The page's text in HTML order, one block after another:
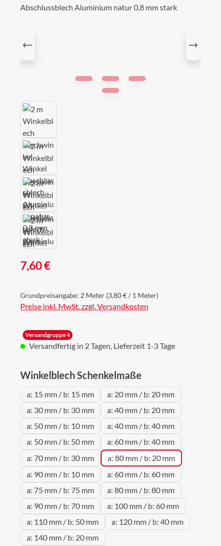
Regulärer Preis:
7,60 €
Grundpreisangabe: 2 Meter (3,80 € / 1 Meter)
Preise inkl. MwSt. zzgl. Versandkosten
Versandgruppe 4
Versandfertig in 2 Tagen, Lieferzeit 1-3 Tage
Winkelblech Schenkelmaße
a: 15 mm / b: 15 mm
a: 20 mm / b: 20 mm
a: 30 mm / b: 30 mm
a: 40 mm / b: 20 mm
a: 50 mm / b: 10 mm
a: 40 mm / b: 40 mm
a: 50 mm / b: 50 mm
a: 60 mm / b: 40 mm
a: 70 mm / b: 30 mm
a: 80 mm / b: 20 mm
a: 90 mm / b: 10 mm
a: 60 mm / b: 60 mm
a: 75 mm / b: 75 mm
a: 80 mm / b: 80 mm
a: 90 mm / b: 70 mm
a: 100 mm / b: 60 mm
a: 110 mm / b: 50 mm
a: 120 mm / b: 40 mm
a: 140 mm / b: 20 mm